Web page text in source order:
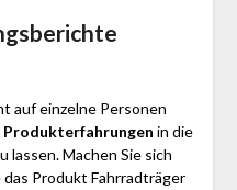
auf einzelne Personen
Produkterfahrungen in die
Machen Sie sich
Produkt Fahr­rad­träger